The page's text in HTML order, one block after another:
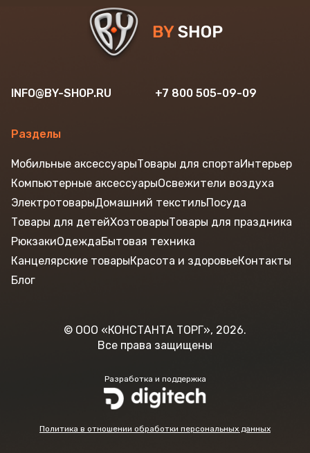
INFO@BY-SHOP.RU +7 800 505-09-09
Разделы
© ООО «КОНСТАНТА ТОРГ», 2026.
Все права защищены
Разработка и поддержка
Мобильные аксессуарыТовары для спортаИнтерьер
Компьютерные аксессуарыОсвежители воздуха
ЭлектротоварыДомашний текстильПосуда
Товары для детейХозтоварыТовары для праздника
РюкзакиОдеждаБытовая техника
Канцелярские товарыКрасота и здоровьеКонтакты
Блог
Политика в отношении обработки персональных данных